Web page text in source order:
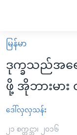
လွယ်ကူ
စေ
သည့်
Link
များ
ပင်မ
မူလစာမျက်နှာ
မြန်မာ
ကမ္ဘာ့သတင်းများ
နိုင်ငံတကာ
ဗွီဒီယို
သတင်းလွတ်လပ်ခွင့်
မြန်မာ
ဒုက္ခသည်အရ
ဖို့ အိုဘားမာ
ဒေါ်လှလှသန်း
၂၁ စက္တင္ဘာ၊ ၂၀၁၆